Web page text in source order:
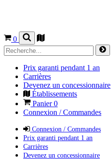
0
Prix garanti pendant 1 an
Carrières
Devenez un concessionnaire
Établissements
Panier0
Connexion / Commandes
Connexion / Commandes
Prix garanti pendant 1 an
Carrières
Devenez un concessionnaire